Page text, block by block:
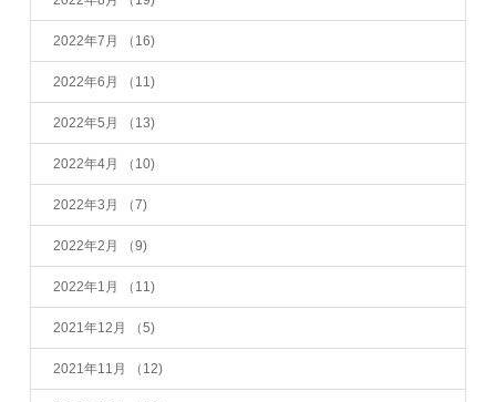
2022年7月 （16)
2022年6月 （11)
2022年5月 （13)
2022年4月 （10)
2022年3月 （7)
2022年2月 （9)
2022年1月 （11)
2021年12月 （5)
2021年11月 （12)